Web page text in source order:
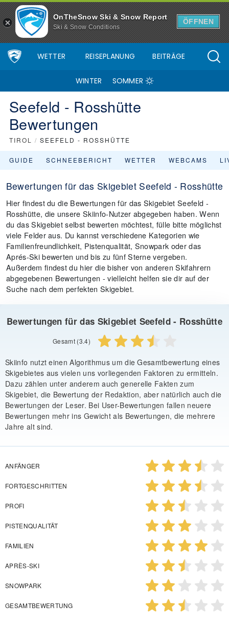
OnTheSnow Ski & Snow Report
Ski & Snow Conditions
ÖFFNEN
WETTER REISEPLANUNG BEITRÄGE
WINTER SOMMER
Seefeld - Rosshütte
Bewertungen
TIROL / SEEFELD - ROSSHÜTTE
GUIDE SCHNEEBERICHT WETTER WEBCAMS
Bewertungen für das Skigebiet Seefeld - Rosshütte
Hier findest du die Bewertungen für das Skigebiet Seefeld -
Rosshütte, die unsere Skiinfo-Nutzer abgegeben haben. Wenn
du das Skigebiet selbst bewerten möchtest, fülle bitte möglichst
viele Felder aus. Du kannst verschiedene Kategorien wie
Familienfreundlichkeit, Pistenqualität, Snowpark oder das
Aprés-Ski bewerten und bis zu fünf Sterne vergeben.
Außerdem findest du hier die bisher von anderen Skifahrern
abgegebenen Bewertungen - vielleicht helfen sie dir auf der
Suche nach dem perfekten Skigebiet.
Bewertungen für das Skigebiet Seefeld - Rosshütte
Gesamt (3.4)
Skiinfo nutzt einen Algorithmus um die Gesamtbewertung eines
Skigebietes aus vielen uns vorliegenden Faktoren zu ermitteln.
Dazu zählen unter anderem auch generelle Fakten zum
Skigebiet, die Bewertung der Redaktion, aber natürlich auch die
Bewertungen der Leser. Bei User-Bewertungen fallen neuere
Bewertungen mehr ins Gewicht als Bewertungen, die mehrere
Jahre alt sind.
ANFÄNGER
FORTGESCHRITTEN
PROFI
PISTENQUALITÄT
FAMILIEN
APRÈS-SKI
SNOWPARK
GESAMTBEWERTUNG